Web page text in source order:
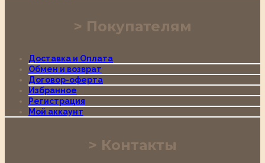
Покупателям
Доставка и Оплата
Обмен и возврат
Договор-оферта
Избранное
Регистрация
Мой аккаунт
Контакты